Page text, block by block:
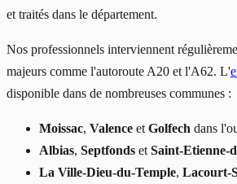
et traités dans le département.
Nos professionnels interviennent
majeurs comme l'autoroute A20 et l'A62. L'
disponible dans de nombreuses communes :
Moissac, Valence et Golfech dans
Albias, Septfonds et Saint-Etienne-
La Ville-Dieu-du-Temple, Lacourt-